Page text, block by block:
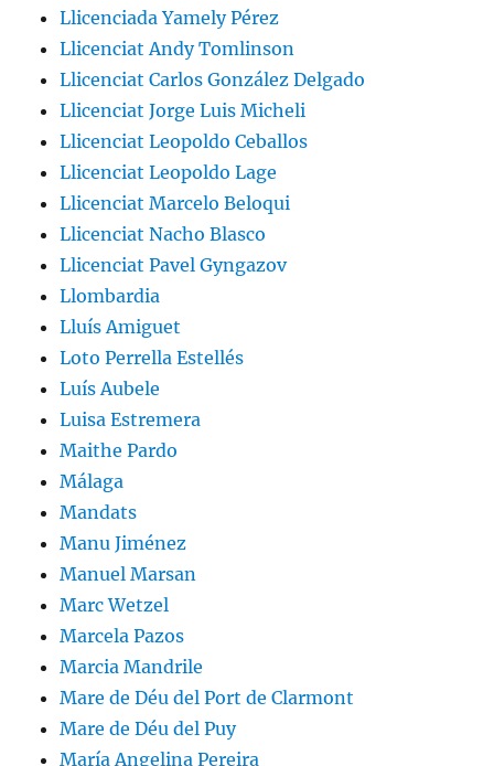
Llicenciada Yamely Pérez
Llicenciat Andy Tomlinson
Llicenciat Carlos González Delgado
Llicenciat Jorge Luis Micheli
Llicenciat Leopoldo Ceballos
Llicenciat Leopoldo Lage
Llicenciat Marcelo Beloqui
Llicenciat Nacho Blasco
Llicenciat Pavel Gyngazov
Llombardia
Lluís Amiguet
Loto Perrella Estellés
Luís Aubele
Luisa Estremera
Maithe Pardo
Málaga
Mandats
Manu Jiménez
Manuel Marsan
Marc Wetzel
Marcela Pazos
Marcia Mandrile
Mare de Déu del Port de Clarmont
Mare de Déu del Puy
María Angelina Pereira